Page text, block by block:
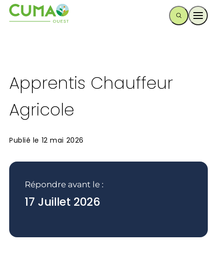
Apprentis Chauffeur
Agricole
Publié le 12 mai 2026
Répondre avant le :
17 Juillet 2026